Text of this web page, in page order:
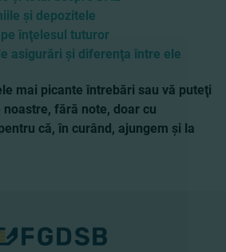
şi depozitele
înţelesul tuturor
asigurări şi diferenţa între ele
mai picante întrebări sau vă puteţi
fără note, doar cu
că, în curând, ajungem şi la